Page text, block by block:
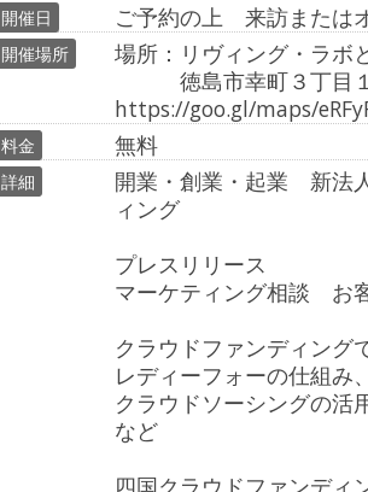
開催日 ご予約の上 来訪または
開催場所
場所：リヴィング・ラ
徳島市幸町３
https://goo.gl/maps/
料金 無料
詳細
開業・創業・起業　新法
ィング
プレスリリース
マーケティング相談　お
クラウドファンディング
レディーフォーの仕組み
クラウドソーシングの活
など